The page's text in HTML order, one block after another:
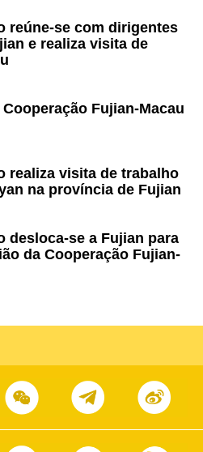
reúne-se com dirigentes
e realiza visita de
Fujian-Macau
realiza visita de trabalho
na província de Fujian
desloca-se a Fujian para
da Cooperação Fujian-